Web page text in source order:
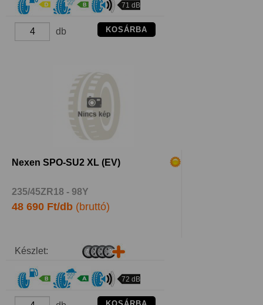
71 dB
db KOSÁRBA
Nexen SPO-SU2 XL (EV)
235/45ZR18 - 98Y
48 690 Ft/db (bruttó)
Készlet:
72 dB